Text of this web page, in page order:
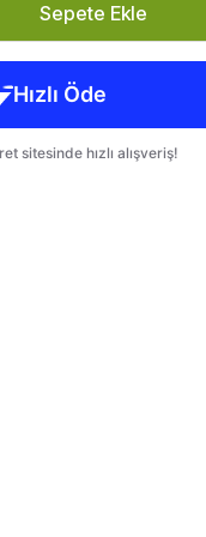
Sepete Ekle